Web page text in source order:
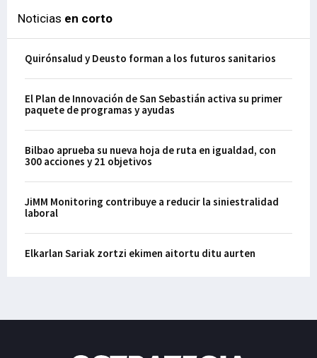
Noticias en corto
Quirónsalud y Deusto forman a los futuros sanitarios
El Plan de Innovación de San Sebastián activa su primer
paquete de programas y ayudas
Bilbao aprueba su nueva hoja de ruta en igualdad, con
300 acciones y 21 objetivos
JiMM Monitoring contribuye a reducir la siniestralidad
laboral
Elkarlan Sariak zortzi ekimen aitortu ditu aurten